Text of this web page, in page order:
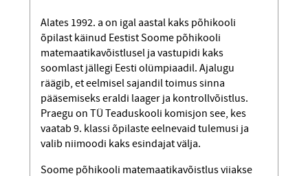
Alates 1992. a on igal aastal kaks põhikooli
õpilast käinud Eestist Soome põhikooli
matemaatikavõistlusel ja vastupidi kaks
soomlast jällegi Eesti olümpiaadil. Ajalugu
räägib, et eelmisel sajandil toimus sinna
pääsemiseks eraldi laager ja kontrollvõistlus.
Praegu on TÜ Teaduskooli komisjon see, kes
vaatab 9. klassi õpilaste eelnevaid tulemusi ja
valib niimoodi kaks esindajat välja.
Soome põhikooli matemaatikavõistlus viiakse